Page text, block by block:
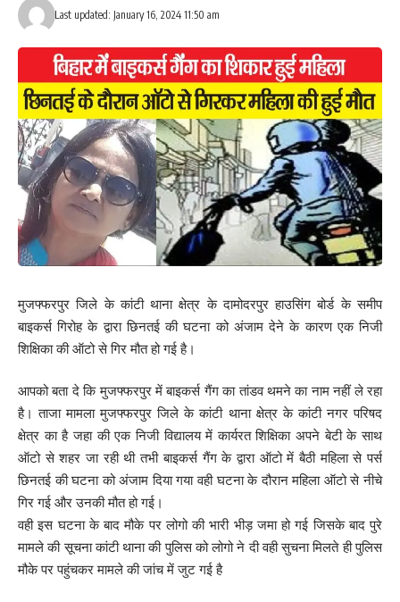
Last updated: January 16, 2024 11:50 am
मुजफ्फरपुर जिले के कांटी थाना क्षेत्र के दामोदरपुर हाउसिंग बोर्ड के समीप
बाइकर्स गिरोह के द्वारा छिनतई की घटना को अंजाम देने के कारण एक निजी
शिक्षिका की ऑटो से गिर मौत हो गई है।
आपको बता दे कि मुजफ्फरपुर में बाइकर्स गैंग का तांडव थमने का नाम नहीं ले रहा
है। ताजा मामला मुजफ्फरपुर जिले के कांटी थाना क्षेत्र के कांटी नगर परिषद
क्षेत्र का है जहा की एक निजी विद्यालय में कार्यरत शिक्षिका अपने बेटी के साथ
ऑटो से शहर जा रही थी तभी बाइकर्स गैंग के द्वारा ऑटो में बैठी महिला से पर्स
छिनतई की घटना को अंजाम दिया गया वही घटना के दौरान महिला ऑटो से नीचे
गिर गई और उनकी मौत हो गई।
वही इस घटना के बाद मौके पर लोगो की भारी भीड़ जमा हो गई जिसके बाद पुरे
मामले की सूचना कांटी थाना की पुलिस को लोगो ने दी वही सुचना मिलते ही पुलिस
मौके पर पहुंचकर मामले की जांच में जुट गई है